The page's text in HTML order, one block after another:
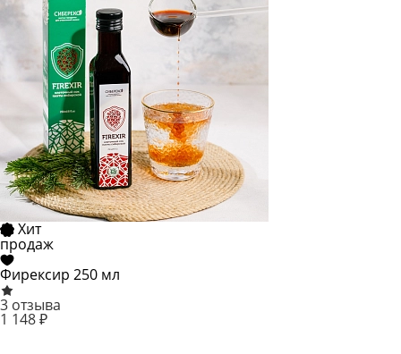
Хит
продаж
Фирексир 250 мл
3 отзыва
1 148 ₽